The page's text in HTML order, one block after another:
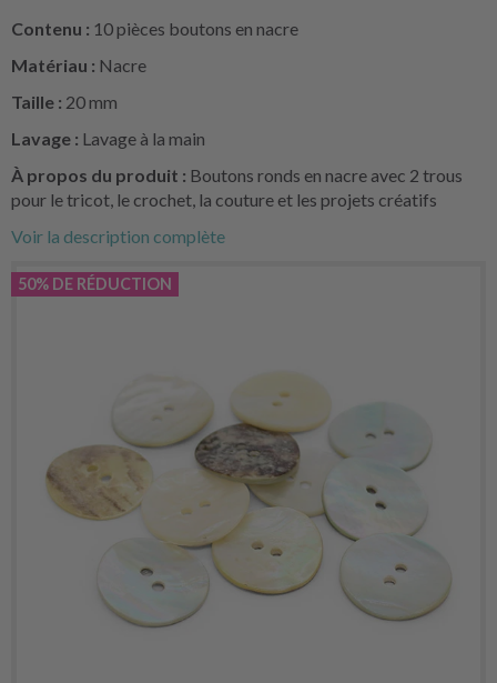
Contenu : 10 pièces boutons en nacre
Matériau : Nacre
Taille : 20 mm
Lavage : Lavage à la main
À propos du produit : Boutons ronds en nacre avec 2 trous
pour le tricot, le crochet, la couture et les projets créatifs
Voir la description complète
50% DE RÉDUCTION